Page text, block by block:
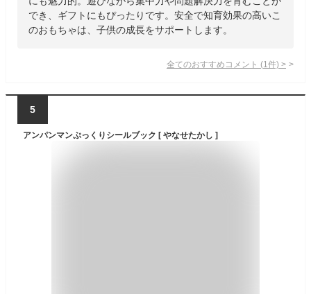
でき、ギフトにもぴったりです。安全で知育効果の高いこ
のおもちゃは、子供の成長をサポートします。
全てのおすすめコメント (1 件) >
5
アンパンマンぷっくりシールブック [ やなせたかし ]